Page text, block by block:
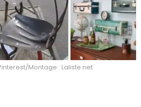
Montage : Laliste.net